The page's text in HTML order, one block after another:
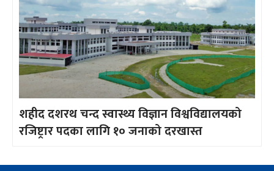
शहीद दशरथ चन्द स्वास्थ्य विज्ञान विश्वविद्यालयको
रजिष्ट्रार पदका लागि १० जनाको दरखास्त